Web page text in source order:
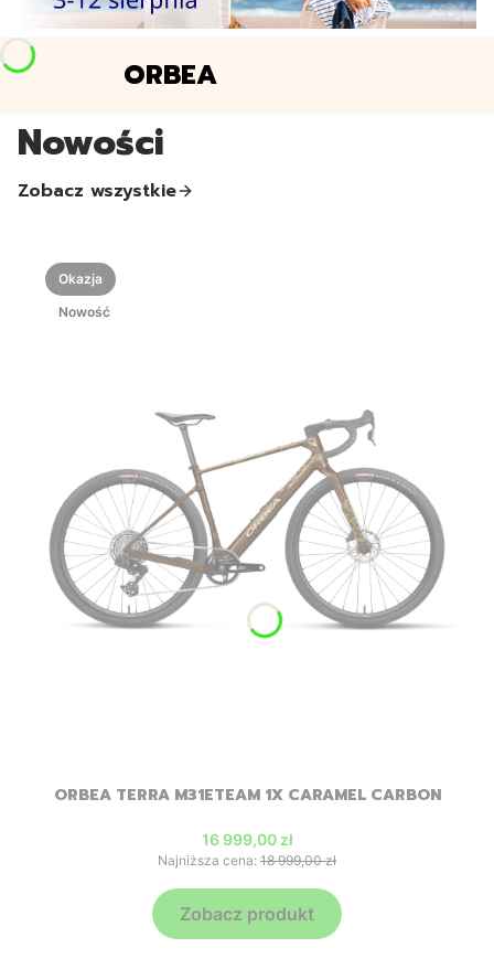
ORBEA
Nowości
Zobacz wszystkie
Okazja
Nowość
ORBEA TERRA M31ETEAM 1X CARAMEL CARBON
Cena promocyjna
16 999,00 zł
Najniższa cena: 18 999,00 zł
Zobacz produkt